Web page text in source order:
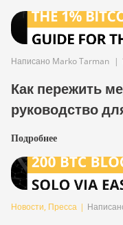
Написано Marko Tarman |
Как пережить
руководство
Подробнее
Новости, Пресса |